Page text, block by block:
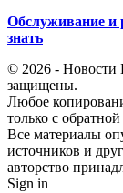
Обслуживание и
знать
© 2026 - Новости
защищены.
Любое
только с
Все материалы
источников и
авторство
Sign in